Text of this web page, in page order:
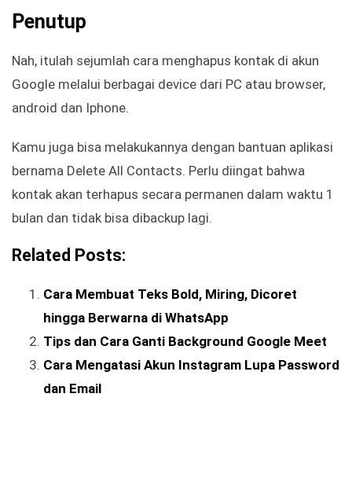
Penutup
Nah, itulah sejumlah cara menghapus kontak di akun
Google melalui berbagai device dari PC atau browser,
android dan Iphone.
Kamu juga bisa melakukannya dengan bantuan aplikasi
bernama Delete All Contacts. Perlu diingat bahwa
kontak akan terhapus secara permanen dalam waktu 1
bulan dan tidak bisa dibackup lagi.
Related Posts:
Cara Membuat Teks Bold, Miring, Dicoret
hingga Berwarna di WhatsApp
Tips dan Cara Ganti Background Google Meet
Cara Mengatasi Akun Instagram Lupa Password
dan Email